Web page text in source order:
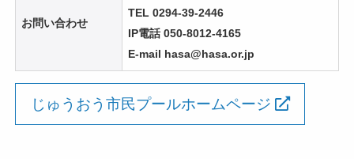
お問い合わせ
TEL 0294-39-2446
IP電話 050-8012-4165
E-mail hasa@hasa.or.jp
じゅうおう市民プールホームページ